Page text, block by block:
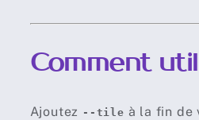
Comment
Ajoutez --tile à la fin de